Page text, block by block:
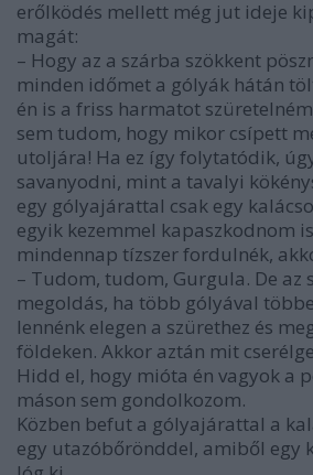
erőlködés mellett még jut ideje
magát:
– Hogy az a szárba szökkent
minden időmet a gólyák hátán
én is a friss harmatot
sem tudom, hogy mikor csípett
utoljára! Ha ez így folyta­tódik,
savanyodni, mint a tavalyi
egy gólyajárattal csak egy
egyik kezemmel kapaszkodnom
mindennap tízszer fordulnék,
– Tudom, tudom, Gurgula. De az
megoldás, ha több gólyával
lennénk elegen a szürethez és
földeken. Akkor aztán mit
Hidd el, hogy mióta én vagyok a
máson sem gondolkozom.
Közben befut a gólyajárattal a
egy utazóbőrönddel, amiből egy